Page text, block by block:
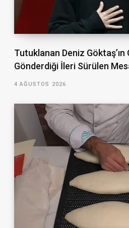
Tutuklanan Deniz
Gönderdiği İleri Sürülen
4 AĞUSTOS 2026